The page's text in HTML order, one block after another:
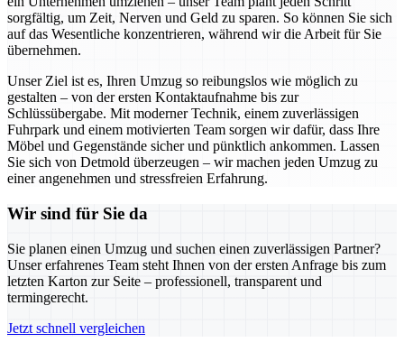
sorgfältig, um Zeit, Nerven und Geld zu sparen. So können Sie sich
auf das Wesentliche konzentrieren, während wir die Arbeit für Sie
übernehmen.
Unser Ziel ist es, Ihren Umzug so reibungslos wie möglich zu
gestalten – von der ersten Kontaktaufnahme bis zur
Schlüssübergabe. Mit moderner Technik, einem zuverlässigen
Fuhrpark und einem motivierten Team sorgen wir dafür, dass Ihre
Möbel und Gegenstände sicher und pünktlich ankommen. Lassen
Sie sich von Detmold überzeugen – wir machen jeden Umzug zu
einer angenehmen und stressfreien Erfahrung.
Wir sind für Sie da
Sie planen einen Umzug und suchen einen zuverlässigen Partner?
Unser erfahrenes Team steht Ihnen von der ersten Anfrage bis zum
letzten Karton zur Seite – professionell, transparent und
termingerecht.
Jetzt schnell vergleichen